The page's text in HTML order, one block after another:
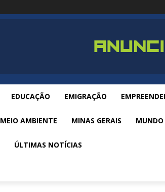
EDUCAÇÃO EMIGRAÇÃO
MEIO AMBIENTE MINAS GERAIS MUNDO
ÚLTIMAS NOTÍCIAS